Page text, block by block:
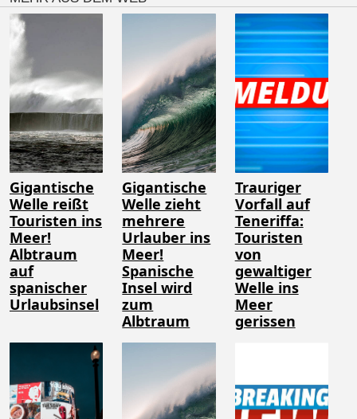
Gigantische
Welle reißt
Touristen ins
Meer!
Albtraum
auf
spanischer
Urlaubsinsel
Gigantische
Welle zieht
mehrere
Urlauber ins
Meer!
Spanische
Insel wird
zum
Albtraum
Trauriger
Vorfall auf
Teneriffa:
Touristen
von
gewaltiger
Welle ins
Meer
gerissen